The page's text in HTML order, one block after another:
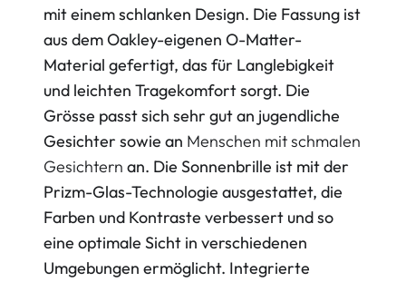
mit einem schlanken Design. Die Fassung ist
aus dem Oakley-eigenen O-Matter-
Material gefertigt, das für Langlebigkeit
und leichten Tragekomfort sorgt. Die
Grösse passt sich sehr gut an jugendliche
Gesichter sowie an Menschen mit schmalen
Gesichtern an. Die Sonnenbrille ist mit der
Prizm-Glas-Technologie ausgestattet, die
Farben und Kontraste verbessert und so
eine optimale Sicht in verschiedenen
Umgebungen ermöglicht. Integrierte